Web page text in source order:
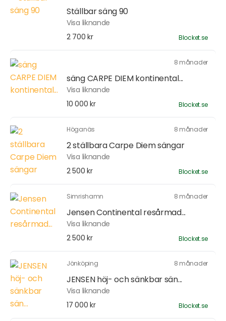
Ställbar säng 90
Visa liknande
2 700 kr
Blocket.se
8 månader
säng CARPE DIEM kontinental...
Visa liknande
10 000 kr
Blocket.se
Höganäs 8 månader
2 ställbara Carpe Diem sängar
Visa liknande
2 500 kr
Blocket.se
Simrishamn 8 månader
Jensen Continental resårmad...
Visa liknande
2 500 kr
Blocket.se
Jönköping 8 månader
JENSEN höj- och sänkbar sän...
Visa liknande
17 000 kr
Blocket.se